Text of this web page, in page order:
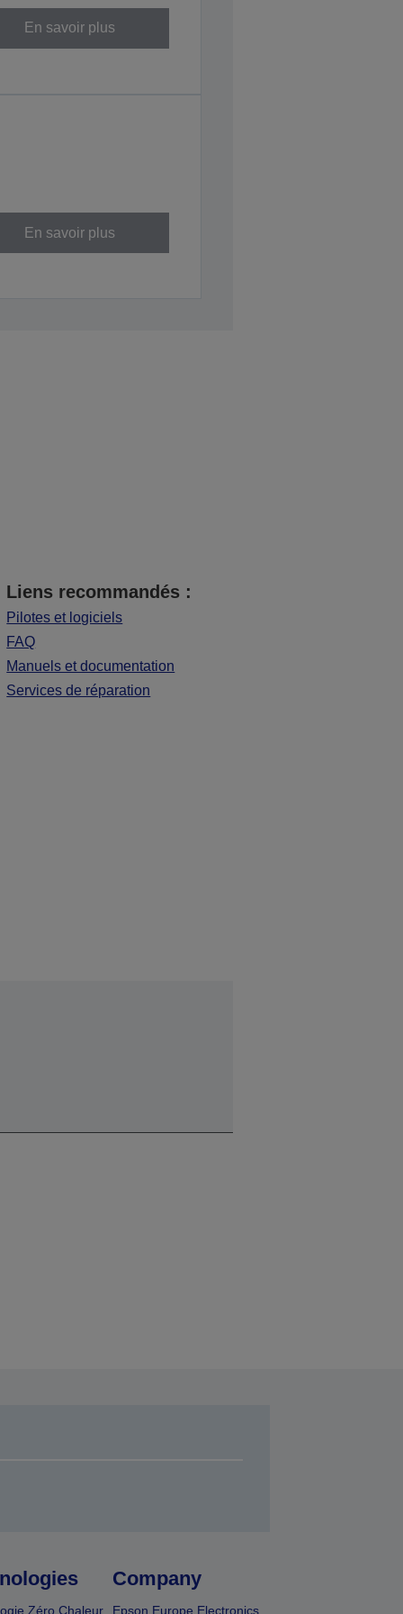
En savoir plus
En savoir plus
Liens recommandés :
Pilotes et logiciels
FAQ
Manuels et documentation
Services de réparation
Zéro Chaleur
Company
Epson Europe Electronics